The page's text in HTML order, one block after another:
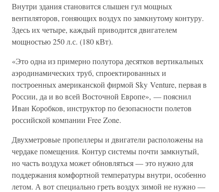
Внутри здания становится слышен гул мощных
вентиляторов, гоняющих воздух по замкнутому контуру.
Здесь их четыре, каждый приводится двигателем
мощностью 250 л.с. (180 кВт).
«Это одна из примерно полутора десятков вертикальных
аэродинамических труб, спроектированных и
построенных американской фирмой Sky Venture, первая в
России, да и во всей Восточной Европе», — пояснил
Иван Коробков, инструктор по безопасности полетов
российской компании Free Zone.
Двухметровые пропеллеры и двигатели расположены на
чердаке помещения. Контур системы почти замкнутый,
но часть воздуха может обновляться — это нужно для
поддержания комфортной температуры внутри, особенно
летом. А вот специально греть воздух зимой не нужно —